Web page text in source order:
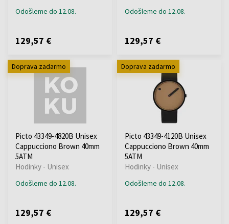
Odošleme do 12.08.
129,57 €
Odošleme do 12.08.
129,57 €
Doprava zadarmo
Picto 43349-4820B Unisex
Cappucciono Brown 40mm
5ATM
Hodinky - Unisex
Odošleme do 12.08.
129,57 €
Doprava zadarmo
Picto 43349-4120B Unisex
Cappucciono Brown 40mm
5ATM
Hodinky - Unisex
Odošleme do 12.08.
129,57 €